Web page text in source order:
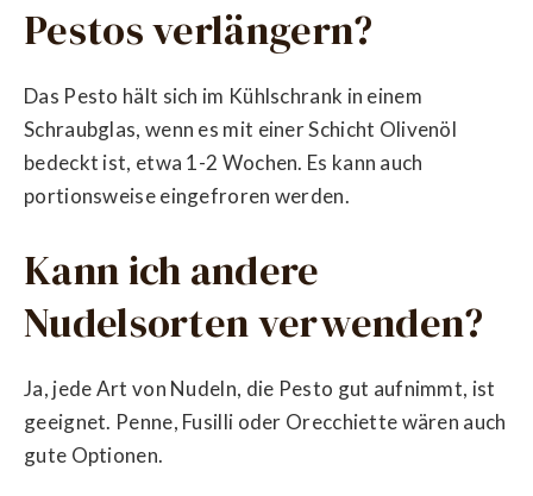
Pestos verlängern?
Das Pesto hält sich im Kühlschrank in einem
Schraubglas, wenn es mit einer Schicht Olivenöl
bedeckt ist, etwa 1-2 Wochen. Es kann auch
portionsweise eingefroren werden.
Kann ich andere
Nudelsorten verwenden?
Ja, jede Art von Nudeln, die Pesto gut aufnimmt, ist
geeignet. Penne, Fusilli oder Orecchiette wären auch
gute Optionen.